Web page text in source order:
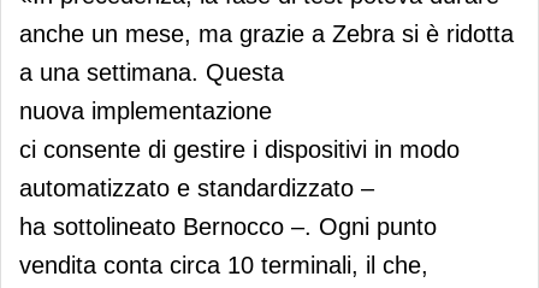
anche un mese, ma grazie a Zebra si è ridotta
a una settimana. Questa
nuova implementazione
ci consente di gestire i dispositivi in modo
automatizzato e standardizzato –
ha sottolineato Bernocco –. Ogni punto
vendita conta circa 10 terminali, il che,